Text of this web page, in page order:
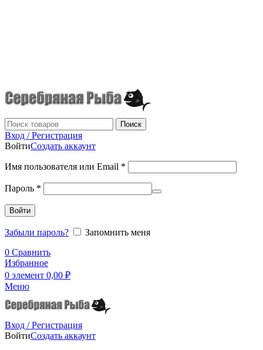
Поиск
Вход / Регистрация
ВойтиСоздать аккаунт
Имя пользователя или Email *
Пароль *
Войти
Забыли пароль?
Запомнить меня
0 Сравнить
Избранное
0 элемент 0,00 ₽
Меню
Вход / Регистрация
ВойтиСоздать аккаунт